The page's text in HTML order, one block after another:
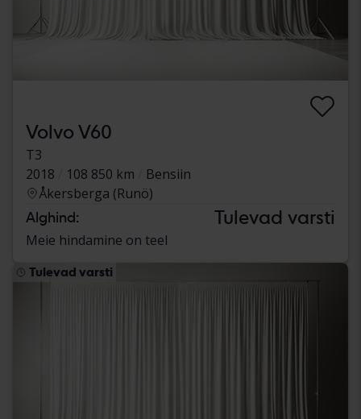
Volvo V60
T3
2018
108 850 km
Bensiin
Åkersberga (Runö)
Alghind: Tulevad varsti
Meie hindamine on teel
Tulevad varsti